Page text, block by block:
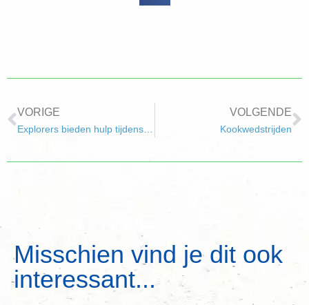
VORIGE VOLGENDE
Kookwedstrijden
Misschien vind je dit ook
interessant...